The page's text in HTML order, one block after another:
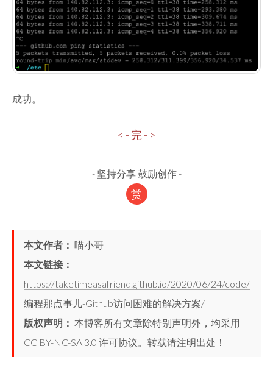
成功。
< - 完 - >
- 坚持分享 鼓励创作 -
赏
本文作者： 喵小哥
本文链接：
https://taketimeasafriend.github.io/2020/06/24/code/
编程那点事儿-Github访问困难的解决方案/
版权声明： 本博客所有文章除特别声明外，均采用
CC BY-NC-SA 3.0 许可协议。转载请注明出处！